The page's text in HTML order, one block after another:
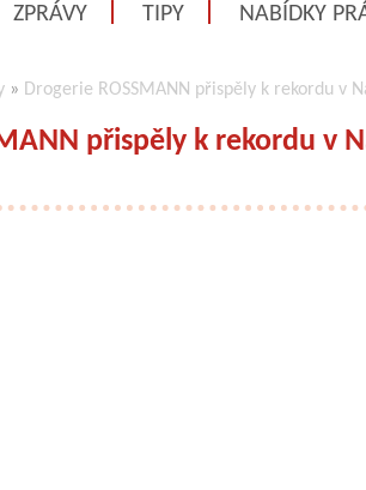
ZPRÁVY TIPY NABÍDKY
» Drogerie ROSSMANN přispěly k rekordu v
přispěly k rekordu v